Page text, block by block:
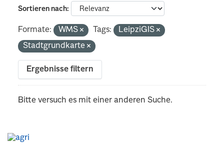
Sortieren nach
Formate: WMS Tags:
LeipziGIS
Stadtgrundkarte
Ergebnisse filtern
Bitte versuch es mit einer anderen Suche.